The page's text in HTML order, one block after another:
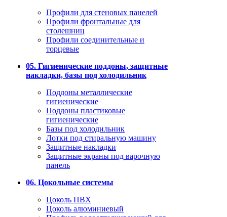
Профили для стеновых панелей
Профили фронтальные для
столешниц
Профили соединительные и
торцевые
05. Гигиенические поддоны, защитные
накладки, базы под холодильник
Поддоны металлические
гигиенические
Поддоны пластиковые
гигиенические
Базы под холодильник
Лотки под стиральную машину
Защитные накладки
Защитные экраны под варочную
панель
06. Цокольные системы
Цоколь ПВХ
Цоколь алюминиевый